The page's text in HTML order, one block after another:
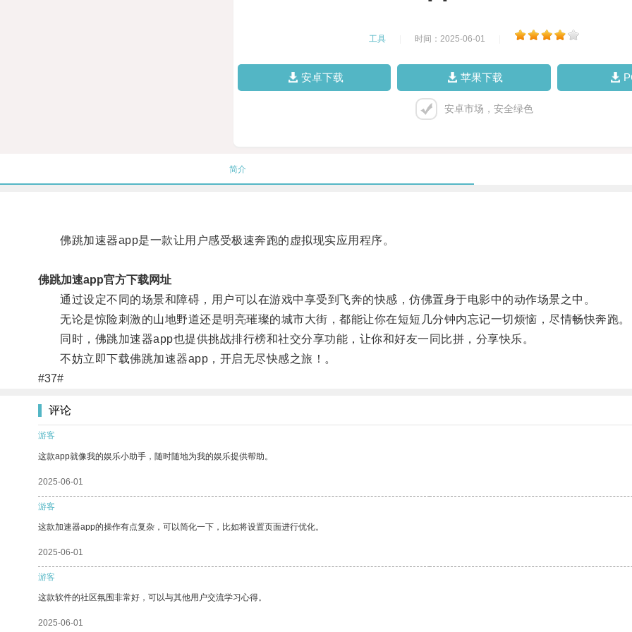
工具 时间：2025-06-01
安卓下载 苹果下载
安卓市场，安全绿色
简介
佛跳加速器app是一款让用户感受极速奔跑的虚拟现实应用程序。
佛跳加速app官方下载网址
通过设定不同的场景和障碍，用户可以在游戏中享受到飞奔的快感，仿佛置身于电影中的动作场景之中。
无论是惊险刺激的山地野道还是明亮璀璨的城市大街，都能让你在短短几分钟内忘记一切烦恼，尽情畅快奔跑。
同时，佛跳加速器app也提供挑战排行榜和社交分享功能，让你和好友一同比拼，分享快乐。
不妨立即下载佛跳加速器app，开启无尽快感之旅！。
#37#
评论
游客
这款app就像我的娱乐小助手，随时随地为我的娱乐提供帮助。
2025-06-01
游客
这款加速器app的操作有点复杂，可以简化一下，比如将设置页面进行优化。
2025-06-01
游客
这款软件的社区氛围非常好，可以与其他用户交流学习心得。
2025-06-01